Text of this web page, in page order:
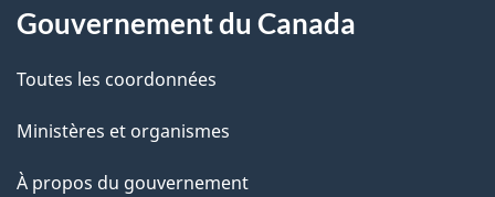
t
a
l
s
propos
ce
site
Gouvernement du Canada
Toutes les coordonnées
Ministères et organismes
À propos du gouvernement